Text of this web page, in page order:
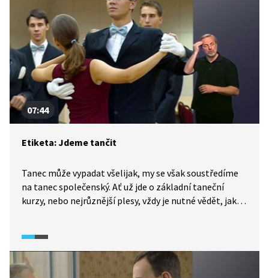
07:44
Etiketa: Jdeme tančit
Tanec může vypadat všelijak, my se však soustředíme
na tanec společenský. Ať už jde o základní taneční
kurzy, nebo nejrůznější plesy, vždy je nutné vědět, jak se
událostí společenské sezony, a nemilosrdně proto
prověří, jak ovládáme pravidla etikety.